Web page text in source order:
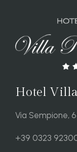
Hotel
Via Sempione,
+39 0323